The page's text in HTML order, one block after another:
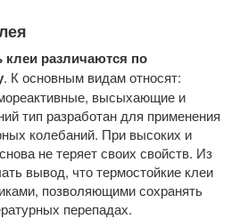
различаются по
. К основным видам относят:
высыхающие и
тип разработан для применения
колебаний. При высоких и
не теряет своих свойств. Из
вывод, что термостойкие клеи
позволяющими сохранять
перепадах.